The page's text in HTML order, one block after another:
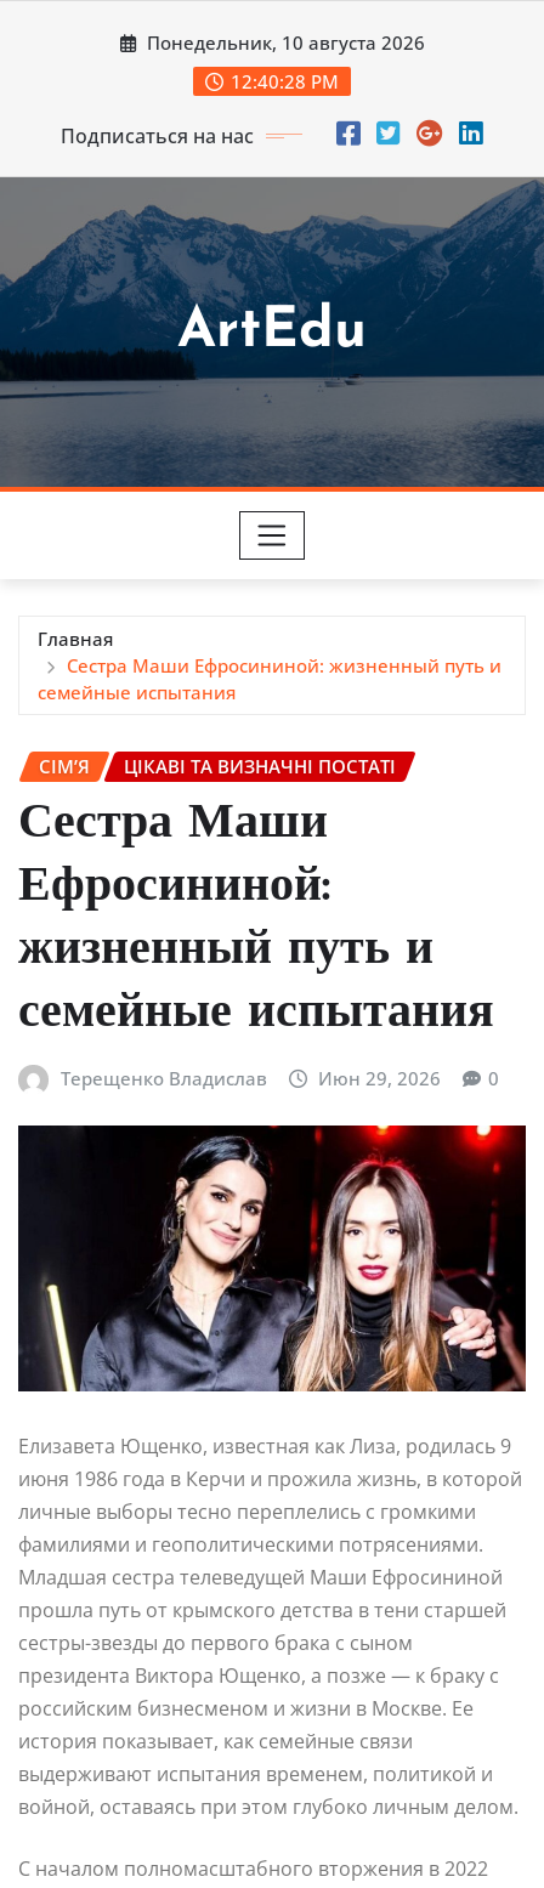
Понедельник, 10 августа 2026
12:40:30 PM
Подписаться на нас
ArtEdu
Главная
Сестра Маши Ефросининой: жизненный путь и
семейные испытания
СІМ’Я ЦІКАВІ ТА ВИЗНАЧНІ ПОСТАТІ
Сестра Маши
Ефросининой:
жизненный путь и
семейные испытания
Терещенко Владислав Июн 29, 2026 0
Елизавета Ющенко, известная как Лиза, родилась 9
июня 1986 года в Керчи и прожила жизнь, в которой
личные выборы тесно переплелись с громкими
фамилиями и геополитическими потрясениями.
Младшая сестра телеведущей Маши Ефросининой
прошла путь от крымского детства в тени старшей
сестры-звезды до первого брака с сыном
президента Виктора Ющенко, а позже — к браку с
российским бизнесменом и жизни в Москве. Ее
история показывает, как семейные связи
выдерживают испытания временем, политикой и
войной, оставаясь при этом глубоко личным делом.
С началом полномасштабного вторжения в 2022